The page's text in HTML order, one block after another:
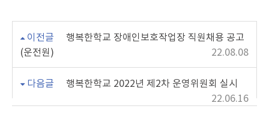
이전글
행복한학교 장애인보호작업장 직원채용 공고
(운전원)
22.08.08
다음글
행복한학교 2022년 제2차 운영위원회 실시
22.06.16